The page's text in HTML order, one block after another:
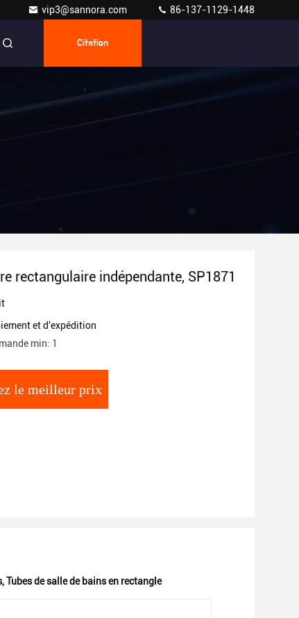
vip3@sannora.com 86-137-1129-1448
Citation
rectangulaire indépendante, SP1871
et d'expédition
min: 1
le meilleur prix
,Tubes de salle de bains en rectangle